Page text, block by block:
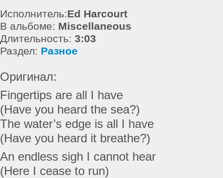
Исполнитель:Ed Harcourt
В альбоме: Miscellaneous
Длительность: 3:03
Раздел: Разное
Оригинал:
Fingertips are all I have
(Have you heard the sea?)
The water’s edge is all I have
(Have you heard it breathe?)
An endless sigh I cannot hear
(Here I cease to run)